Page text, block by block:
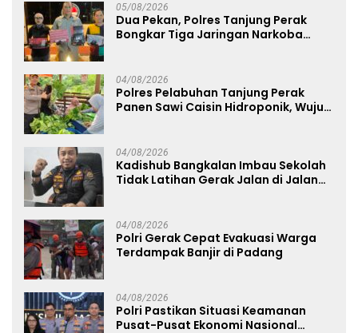
05/08/2026
Dua Pekan, Polres Tanjung Perak
Bongkar Tiga Jaringan Narkoba
04/08/2026
Polres Pelabuhan Tanjung Perak
Panen Sawi Caisin Hidroponik, Wujud
04/08/2026
Kadishub Bangkalan Imbau Sekolah
Tidak Latihan Gerak Jalan di Jalan
04/08/2026
Polri Gerak Cepat Evakuasi Warga
Terdampak Banjir di Padang
04/08/2026
Polri Pastikan Situasi Keamanan
Pusat-Pusat Ekonomi Nasional